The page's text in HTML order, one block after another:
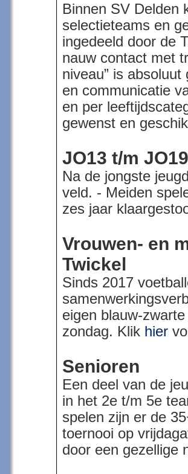
Binnen SV Delden
selectieteams en
ingedeeld door de
nauw contact met
niveau” is
en communicatie
en per
gewenst en
JO13 t/m JO19
Na de jongste
veld. - Meiden
zes jaar
Vrouwen- en
Twickel
Sinds 2017
eigen blauw-
zondag. Klik hier
Senioren
Een deel van de
in het 2e t/m 5e
spelen zijn er de
toernooi op
door een gezellige